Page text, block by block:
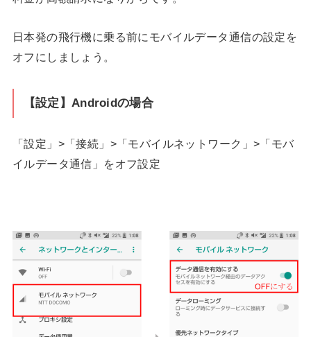
日本発の飛行機に乗る前にモバイルデータ通信の設定を
オフにしましょう。
【設定】Androidの場合
「設定」>「接続」>「モバイルネットワーク」>「モバ
イルデータ通信」をオフ設定